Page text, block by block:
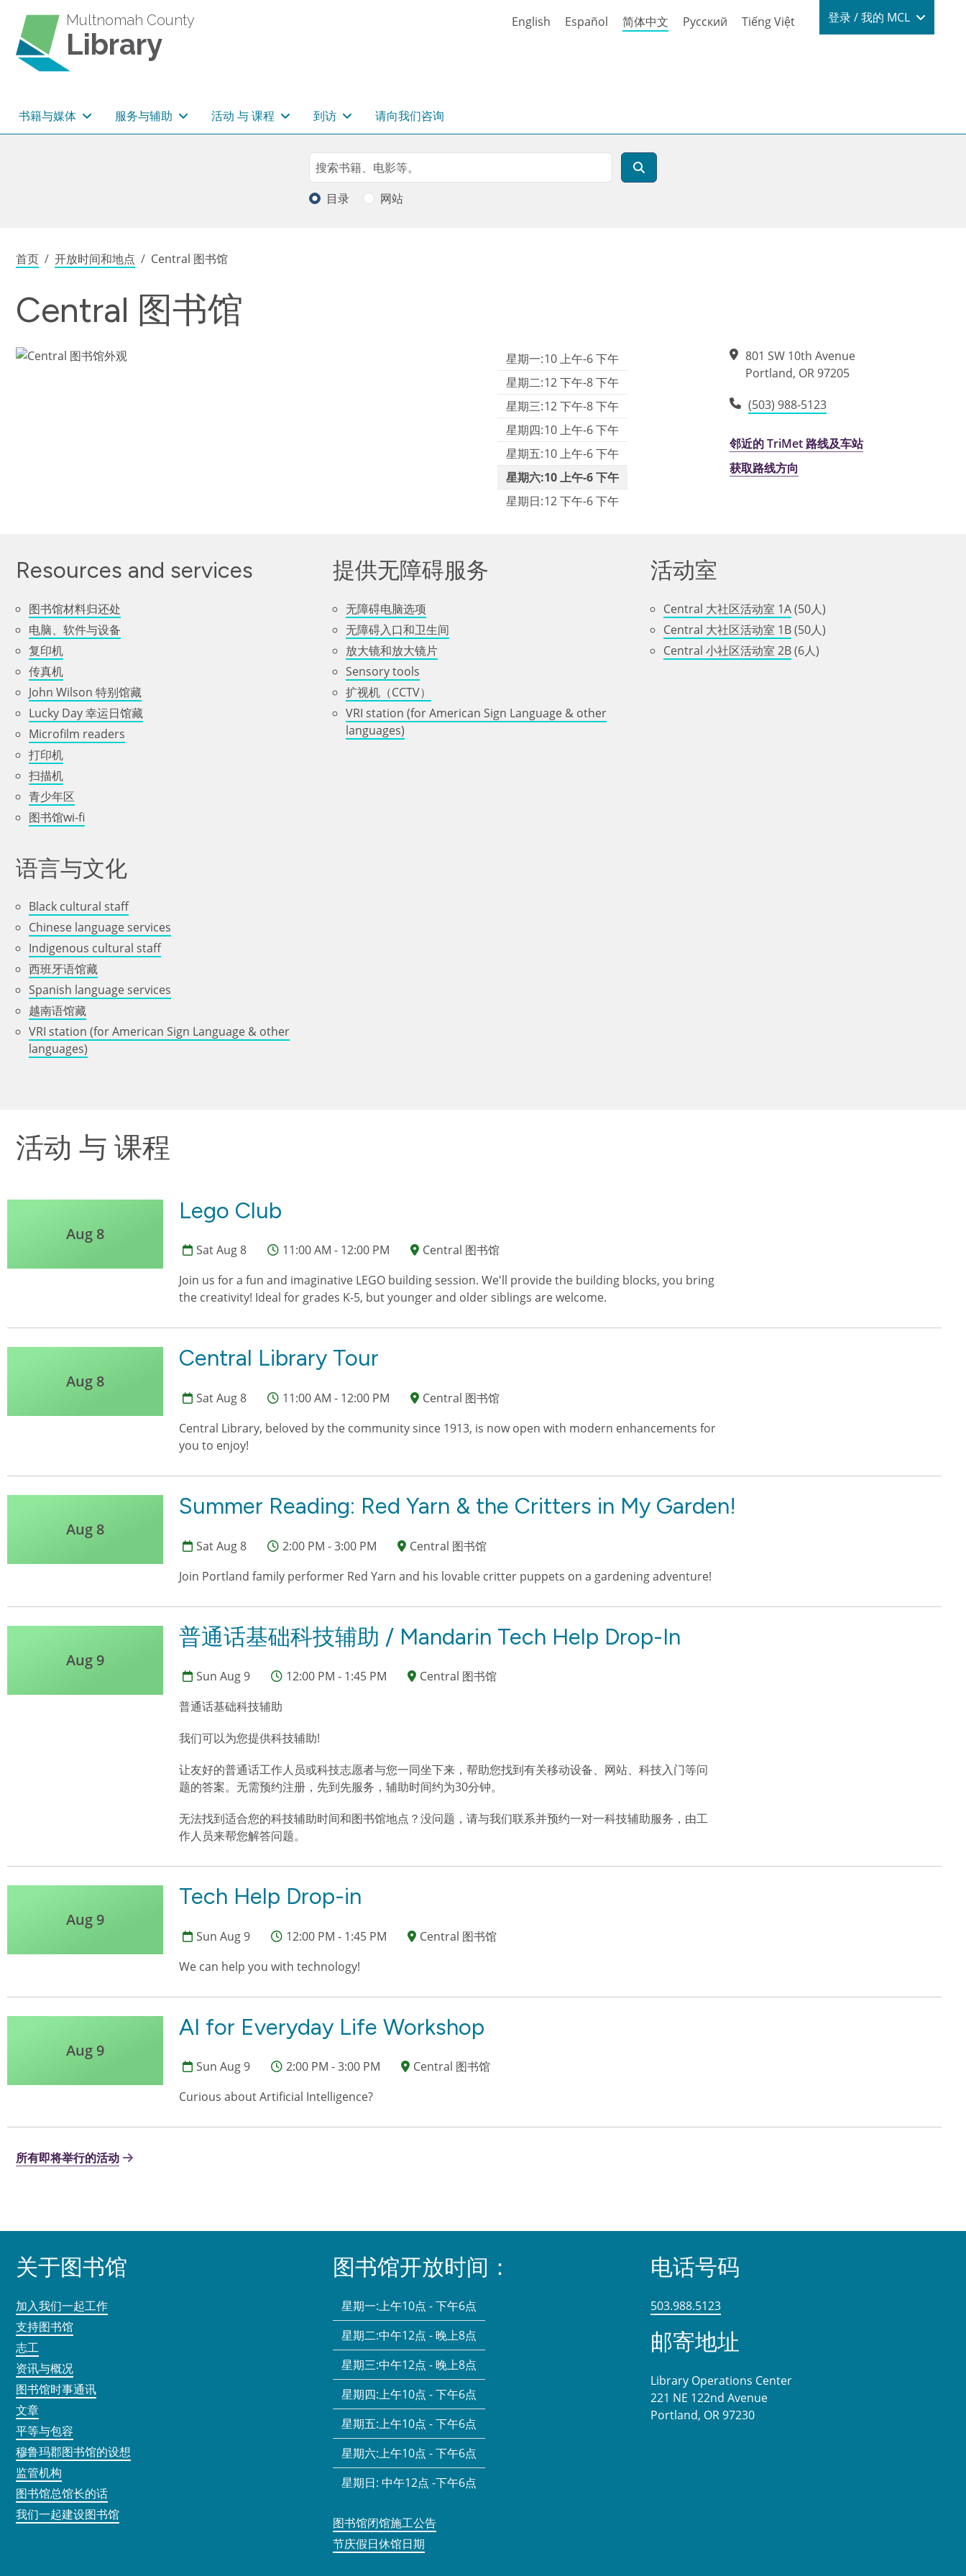
Multnomah County
Library
English Español 简体中文 Русский Tiếng Việt Login / My
登录 / 我的 MCL
主导航
书籍与媒体 服务与辅助 活动 与 课程 到访 请向我们咨询
Search
搜索
目录 网站
面包屑
首页 开放时间和地点 Central 图书馆
Central 图书馆
Library hours
星期一:10 上午-6 下午
星期二:12 下午-8 下午
星期三:12 下午-8 下午
星期四:10 上午-6 下午
星期五:10 上午-6 下午
星期六:10 上午-6 下午
星期日:12 下午-6 下午
801 SW 10th Avenue
Portland, OR 97205
(503) 988-5123
邻近的 TriMet 路线及车站
获取路线方向
Resources and services
图书馆材料归还处
电脑、软件与设备
复印机
传真机
John Wilson 特别馆藏
Lucky Day 幸运日馆藏
Microfilm readers
打印机
扫描机
青少年区
图书馆wi-fi
提供无障碍服务
无障碍电脑选项
无障碍入口和卫生间
放大镜和放大镜片
Sensory tools
扩视机（CCTV）
VRI station (for American Sign Language & other
languages)
活动室
Central 大社区活动室 1A(50人)
Central 大社区活动室 1B(50人)
Central 小社区活动室 2B(6人)
语言与文化
Black cultural staff
Chinese language services
Indigenous cultural staff
西班牙语馆藏
Spanish language services
越南语馆藏
VRI station (for American Sign Language & other
languages)
活动 与 课程
Aug 8
Lego Club
Sat Aug 8 11:00 AM - 12:00 PM
Central 图书馆
Join us for a fun and imaginative LEGO building session. We'll provide the building blocks, you bring
the creativity! Ideal for grades K-5, but younger and older siblings are welcome.
Aug 8
Central Library Tour
Sat Aug 8 11:00 AM - 12:00 PM
Central 图书馆
Central Library, beloved by the community since 1913, is now open with modern enhancements for
you to enjoy!
Aug 8
Summer Reading: Red Yarn & the Critters in My Garden!
Sat Aug 8 2:00 PM - 3:00 PM
Central 图书馆
Join Portland family performer Red Yarn and his lovable critter puppets on a gardening adventure!
Aug 9
普通话基础科技辅助 / Mandarin Tech Help Drop-In
Sun Aug 9 12:00 PM - 1:45 PM
Central 图书馆
普通话基础科技辅助
我们可以为您提供科技辅助!
让友好的普通话工作人员或科技志愿者与您一同坐下来，帮助您找到有关移动设备、网站、科技入门等问
题的答案。无需预约注册，先到先服务，辅助时间约为30分钟。
无法找到适合您的科技辅助时间和图书馆地点？没问题，请与我们联系并预约一对一科技辅助服务，由工
作人员来帮您解答问题。
Aug 9
Tech Help Drop-in
Sun Aug 9 12:00 PM - 1:45 PM
Central 图书馆
We can help you with technology!
Aug 9
AI for Everyday Life Workshop
Sun Aug 9 2:00 PM - 3:00 PM
Central 图书馆
Curious about Artificial Intelligence?
所有即将举行的活动
关于图书馆
加入我们一起工作
支持图书馆
志工
资讯与概况
图书馆时事通讯
文章
平等与包容
穆鲁玛郡图书馆的设想
监管机构
图书馆总馆长的话
我们一起建设图书馆
图书馆开放时间：
星期一:上午10点 - 下午6点
星期二:中午12点 - 晚上8点
星期三:中午12点 - 晚上8点
星期四:上午10点 - 下午6点
星期五:上午10点 - 下午6点
星期六:上午10点 - 下午6点
星期日: 中午12点 -下午6点
图书馆闭馆施工公告
节庆假日休馆日期
电话号码
503.988.5123
邮寄地址
Library Operations Center
221 NE 122nd Avenue
Portland, OR 97230